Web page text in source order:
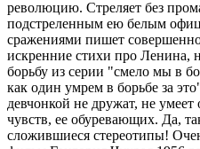
революцию. Стреляет без
подстреленным ею белым
сражениями пишет
искренние стихи про Ленина,
борьбу из серии "смело мы в
как один умрем в борьбе за
девчонкой не дружат, не
чувств, ее обуревающих. Да,
сложившиеся стереотипы!